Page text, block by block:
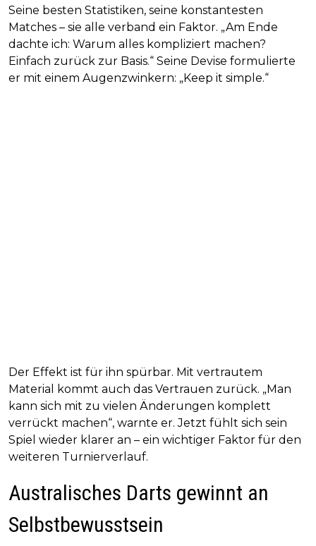
Seine besten Statistiken, seine konstantesten
Matches – sie alle verband ein Faktor. „Am Ende
dachte ich: Warum alles kompliziert machen?
Einfach zurück zur Basis.“ Seine Devise formulierte
er mit einem Augenzwinkern: „Keep it simple.“
Der Effekt ist für ihn spürbar. Mit vertrautem
Material kommt auch das Vertrauen zurück. „Man
kann sich mit zu vielen Änderungen komplett
verrückt machen“, warnte er. Jetzt fühlt sich sein
Spiel wieder klarer an – ein wichtiger Faktor für den
weiteren Turnierverlauf.
Australisches Darts gewinnt an
Selbstbewusstsein